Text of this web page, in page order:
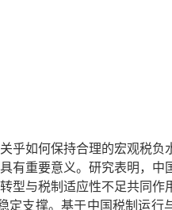
乎如何保持合理的宏观税负
有重要意义。研究表明，中
型与税制适应性不足共同作
定支撑。基于中国税制运行